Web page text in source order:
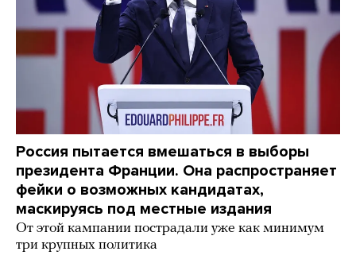
Россия пытается вмешаться в выборы
президента Франции. Она распространяет
фейки о возможных кандидатах,
маскируясь под местные издания
От этой кампании пострадали уже как минимум
три крупных политика